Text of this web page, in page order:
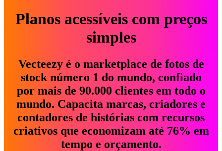
Planos acessíveis com preços
simples
Vecteezy é o marketplace de fotos de
stock número 1 do mundo, confiado
por mais de 90.000 clientes em todo o
mundo. Capacita marcas, criadores e
contadores de histórias com recursos
criativos que economizam até 76% em
tempo e orçamento.